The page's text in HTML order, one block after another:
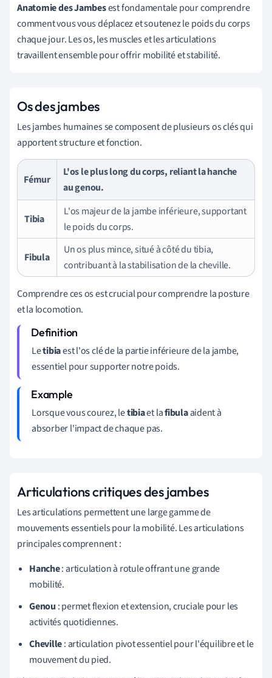
Anatomie des Jambesest fondamentale pour comprendre
comment vous vous déplacez et soutenez le poids du corps
chaque jour. Les os, les muscles et les articulations
travaillent ensemble pour offrir mobilité et stabilité.
Os des jambes
Les jambes humaines se composent de plusieurs os clés qui
apportent structure et fonction.
Fémur
L'os le plus long du corps, reliant la hanche
au genou.
Tibia
L'os majeur de la jambe inférieure, supportant
le poids du corps.
Fibula
Un os plus mince, situé à côté du tibia,
contribuant à la stabilisation de la cheville.
Comprendre ces os est crucial pour comprendre la posture
et la locomotion.
Letibiaest l'os clé de la partie inférieure de la jambe,
essentiel pour supporter notre poids.
Lorsque vous courez, letibiaet lafibulaaident à
absorber l'impact de chaque pas.
Articulations critiques des jambes
Les articulations permettent une large gamme de
mouvements essentiels pour la mobilité. Les articulations
principales comprennent :
Hanche: articulation à rotule offrant une grande
mobilité.
Genou : permet flexion et extension, cruciale pour les
activités quotidiennes.
Cheville: articulation pivot essentiel pour l'équilibre et le
mouvement du pied.